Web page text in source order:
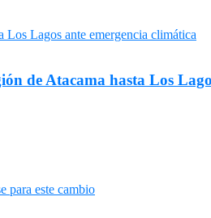
de Atacama hasta Los